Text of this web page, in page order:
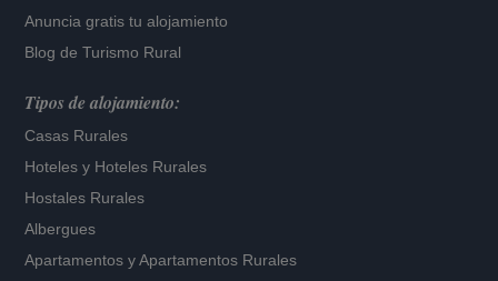
Anuncia gratis tu alojamiento
Blog de Turismo Rural
Tipos de alojamiento:
Casas Rurales
Hoteles y Hoteles Rurales
Hostales Rurales
Albergues
Apartamentos yApartamentos Rurales